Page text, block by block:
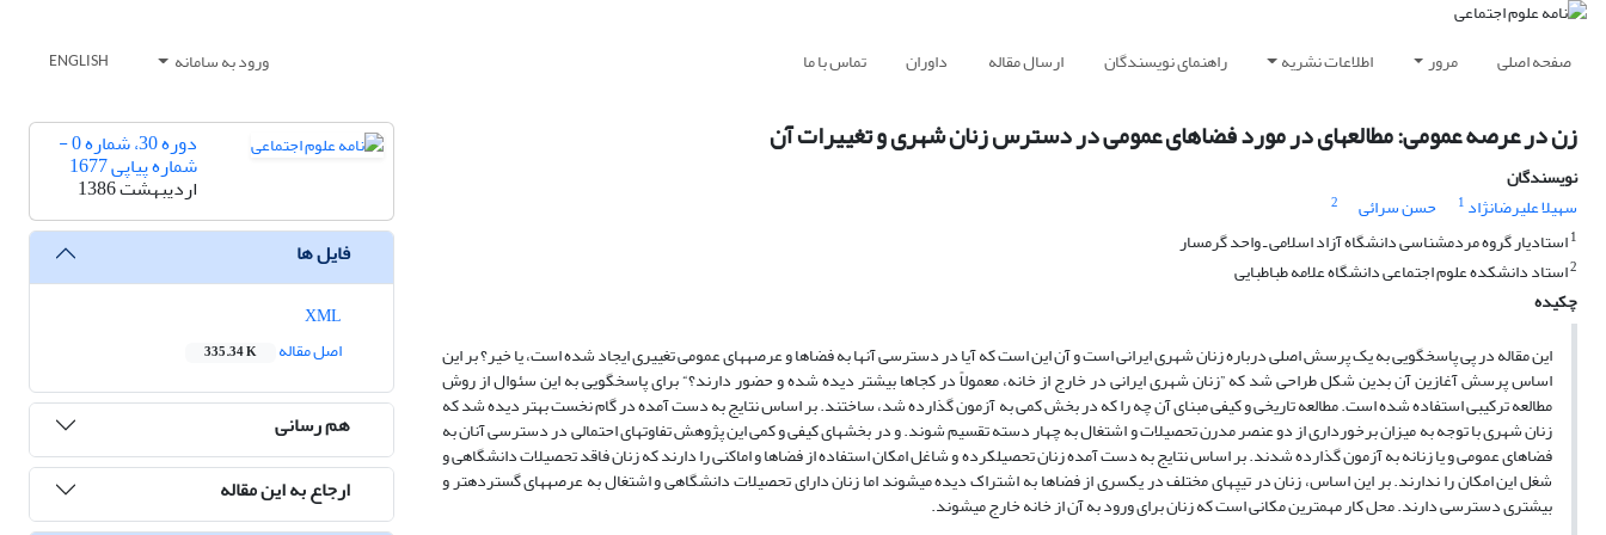
صفحه اصلی مرور اطلاعات نشریه راهنمای نویسندگان ارسال مقاله داوران تماس با ما ورود به سامانه ENGLISH
زن در عرصه عمومی: مطالعه‏ای در مورد فضاهای عمومی در دسترس زنان شهری و تغییرات آن
نویسندگان
سهیلا علیرضانژاد 1 حسن سرائی
2
1استادیار گروه مردم‏شناسی دانشگاه آزاد اسلامی ـ واحد گرمسار
2استاد دانشکده علوم اجتماعی دانشگاه علامه طباطبایی
چکیده
این مقاله در پی پاسخگویی به یک پرسش اصلی درباره زنان شهری ایرانی است و آن این است که آیا در دسترسی آن‏ها به فضاها و عرصه‏های عمومی تغییری ایجاد شده است، یا خیر؟ بر این
اساس پرسش آغازین آن بدین شکل طراحی شد که ”زنان شهری ایرانی در خارج از خانه، معمولاً در کجاها بیشتر دیده شده و حضور دارند؟“ برای پاسخگویی به این سئوال از روش
مطالعه ترکیبی استفاده شده است. مطالعه تاریخی و کیفی مبنای آن چه را که در بخش کمی به آزمون گذارده شد، ساختند. بر اساس نتایج به دست آمده در گام نخست بهتر دیده شد که
زنان شهری با توجه به میزان برخورداری از دو عنصر مدرن تحصیلات و اشتغال به چهار دسته تقسیم شوند. و در بخش‏های کیفی و کمی این پژوهش تفاوت‏های احتمالی در دسترسی آنان به
فضاهای عمومی و یا زنانه به آزمون گذارده شدند. بر اساس نتایج به دست آمده زنان تحصیلکرده و شاغل امکان استفاده از فضاها و اماکنی را دارند که زنان فاقد تحصیلات دانشگاهی و
شغل این امکان را ندارند. بر این اساس، زنان در تیپ‏های مختلف در یکسری از فضاها به اشتراک دیده می‏شوند اما زنان دارای تحصیلات دانشگاهی و اشتغال به عرصه‏های گسترده‏تر و
بیشتری دسترسی دارند. محل کار مهمترین مکانی است که زنان برای ورود به آن از خانه خارج می‏شوند.
دوره 30، شماره 0 -
شماره پیاپی 1677
اردیبهشت 1386
فایل ها
اصل مقاله
335.34 K
هم رسانی
ارجاع به این مقاله